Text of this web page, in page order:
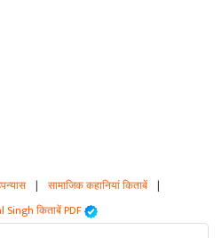
| सामाजिक कहानियां किताबें |
Singh किताबें PDF